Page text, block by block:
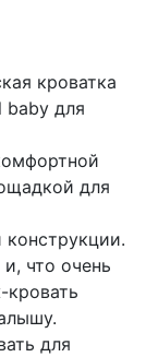
кроватка
baby для
для
что очень
для